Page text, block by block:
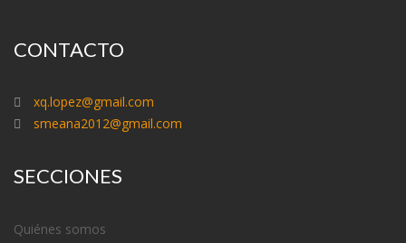
CONTACTO
xq.lopez@gmail.com
smeana2012@gmail.com
SECCIONES
Quiénes somos